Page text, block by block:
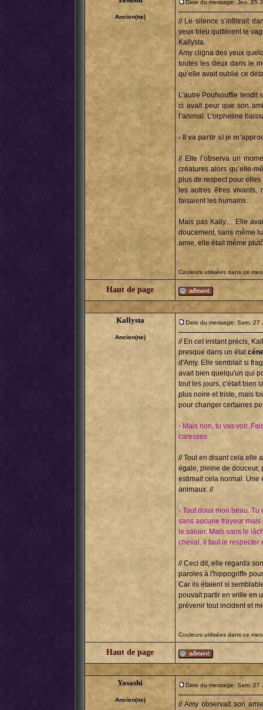
Ancien(ne)
Date du message: Jeu. 25
// Le silence s’infiltrait
yeux bleu quittèrent le
Kallysta.
Amy cligna des yeux
toutes les deux dans le
qu’elle avait oublié ce
L’autre Poufsouffle
ci avait peur que son
l’animal. L’orpheline
- Il va partir si je
// Elle l’observa un
créatures alors qu’elle-
plus de respect pour
les autres êtres vivants,
faisaient les humains…
Mais pas Kally… Elle
doucement, sans même
amie, elle était même
Couleurs utilisées dans ce
Haut de page
Kallysta
Ancien(ne)
Date du message: Sam. 27
// En cet instant précis,
presque dans un état
d'Amy. Elle semblait si
avait bien quelqu'un qui
tout les jours, c'était bien
plus noire et triste, mais
pour changer certaines
- Mais non, tu vas voir.
caresses.
// Tout en disant cela elle
égale, pleine de douceur,
estimait cela normal. Une
animaux. //
- Tout doux mon beau.
sans aucune frayeur
le saluer. Mais sans le
cheval, il faut le respecter
// Ceci dit, elle regarda
paroles à l'hippogriffe
Car ils étaient si
pouvait partir en vrille en
prévenir tout incident et
Couleurs utilisées dans ce
Haut de page
Yasashi
Ancien(ne)
Date du message: Sam. 27
// Amy observait son